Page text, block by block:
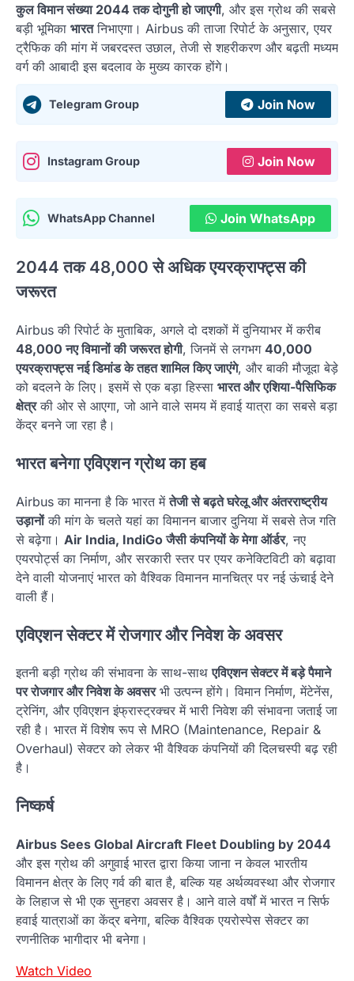
कुल विमान संख्या 2044 तक दोगुनी हो जाएगी, और इस ग्रोथ की सबसे
बड़ी भूमिका भारतनिभाएगा। Airbus की ताजा रिपोर्ट के अनुसार, एयर
ट्रैफिक की मांग में जबरदस्त उछाल, तेजी से शहरीकरण और बढ़ती मध्यम
वर्ग की आबादी इस बदलाव के मुख्य कारक होंगे।
Telegram Group Join Now
Instagram Group Join Now
WhatsApp Channel Join WhatsApp
2044 तक 48,000 से अधिक एयरक्राफ्ट्स की
जरूरत
Airbus की रिपोर्ट के मुताबिक, अगले दो दशकों में दुनियाभर में करीब
48,000 नए विमानों की जरूरत होगी, जिनमें से लगभग 40,000
एयरक्राफ्ट्स नई डिमांड के तहत शामिल किए जाएंगे, और बाकी मौजूदा बेड़े
को बदलने के लिए। इसमें से एक बड़ा हिस्सा भारत और एशिया-पैसिफिक
क्षेत्रकी ओर से आएगा, जो आने वाले समय में हवाई यात्रा का सबसे बड़ा
केंद्र बनने जा रहा है।
भारत बनेगा एविएशन ग्रोथ का हब
Airbus का मानना है कि भारत मेंतेजी से बढ़ते घरेलू और अंतरराष्ट्रीय
उड़ानोंकी मांग के चलते यहां का विमानन बाजार दुनिया में सबसे तेज गति
से बढ़ेगा। Air India, IndiGo जैसी कंपनियों के मेगा ऑर्डर, नए
एयरपोर्ट्स का निर्माण, और सरकारी स्तर पर एयर कनेक्टिविटी को बढ़ावा
देने वाली योजनाएं भारत को वैश्विक विमानन मानचित्र पर नई ऊंचाई देने
वाली हैं।
एविएशन सेक्टर में रोजगार और निवेश के अवसर
इतनी बड़ी ग्रोथ की संभावना के साथ-साथएविएशन सेक्टर में बड़े पैमाने
पर रोजगार और निवेश के अवसरभी उत्पन्न होंगे। विमान निर्माण, मेंटेनेंस,
ट्रेनिंग, और एविएशन इंफ्रास्ट्रक्चर में भारी निवेश की संभावना जताई जा
रही है। भारत में विशेष रूप से MRO (Maintenance, Repair &
Overhaul) सेक्टर को लेकर भी वैश्विक कंपनियों की दिलचस्पी बढ़ रही
है।
निष्कर्ष
Airbus Sees Global Aircraft Fleet Doubling by 2044
और इस ग्रोथ की अगुवाई भारत द्वारा किया जाना न केवल भारतीय
विमानन क्षेत्र के लिए गर्व की बात है, बल्कि यह अर्थव्यवस्था और रोजगार
के लिहाज से भी एक सुनहरा अवसर है। आने वाले वर्षों में भारत न सिर्फ
हवाई यात्राओं का केंद्र बनेगा, बल्कि वैश्विक एयरोस्पेस सेक्टर का
रणनीतिक भागीदार भी बनेगा।
Watch Video